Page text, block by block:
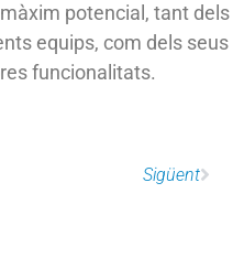
potencial, tant dels
equips, com dels seus
funcionalitats.
Sigüent